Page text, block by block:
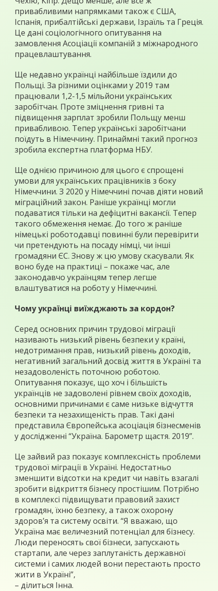
привабливими напрямками також є США,
Іспанія, прибалтійські держави, Ізраїль та Греція.
Це дані соціологічного опитування на
замовлення Асоціації компаній з міжнародного
працевлаштування.
Ще недавно українці найбільше їздили до
Польщі. За різними оцінками у 2019 там
працювали 1,2-1,5 мільйони українських
заробітчан. Проте зміцнення гривні та
підвищення зарплат зробили Польщу менш
привабливою. Тепер українські заробітчани
поїдуть в Німеччину. Принаймні такий прогноз
зробила експертна платформа НБУ.
Ще однією причиною для цього є спрощені
умови для українських працівників з боку
Німеччини. З 2020 у Німеччині почав діяти новий
міграційний закон. Раніше українці могли
подаватися тільки на дефіцитні вакансії. Тепер
такого обмеження немає. До того ж раніше
німецькі роботодавці повинні були перевірити
чи претендують на посаду німці, чи інші
громадяни ЄС. Знову ж цю умову скасували. Як
воно буде на практиці – покаже час, але
законодавчо українцям тепер легше
влаштуватися на роботу у Німеччині.
Чому українці виїжджають за кордон?
Серед основних причин трудової міграції
називають низький рівень безпеки у країні,
недотримання прав, низький рівень доходів,
негативний загальний досвід життя в Україні та
незадоволеність поточною роботою.
Опитування показує, що хоч і більшість
українців не задоволені рівнем своїх доходів,
основними причинами є саме низьке відчуття
безпеки та незахищеність прав. Такі дані
представила Європейська асоціація бізнесменів
у дослідженні “Україна. Барометр щастя. 2019”.
Це зайвий раз показує комплексність проблеми
трудової міграції в Україні. Недостатньо
зменшити відсотки на кредит чи навіть взагалі
зробити відкриття бізнесу простішим. Потрібно
в комплексі підвищувати правовий захист
громадян, їхню безпеку, а також охорону
здоров’я та систему освіти. “Я вважаю, що
Україна має величезний потенціал для бізнесу.
Люди переносять свої бізнеси, запускають
стартапи, але через заплутаність державної
системи і самих людей вони перестають просто
жити в Україні”,
– ділиться Інна.